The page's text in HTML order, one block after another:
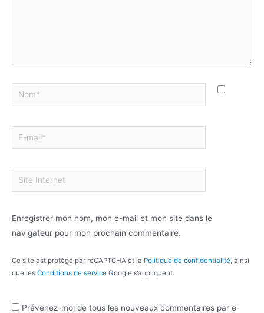
Enregistrer mon nom, mon e-mail et mon site dans le
navigateur pour mon prochain commentaire.
Ce site est protégé par reCAPTCHA et la Politique de confidentialité, ainsi
que les Conditions de service Google s’appliquent.
Prévenez-moi de tous les nouveaux commentaires par e-